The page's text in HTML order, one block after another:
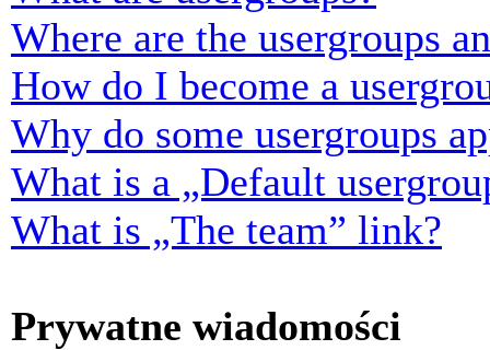
Where are the usergroups
How do I become a
Why do some usergroups
What is a „Default
What is „The team” link?
Prywatne wiadomości